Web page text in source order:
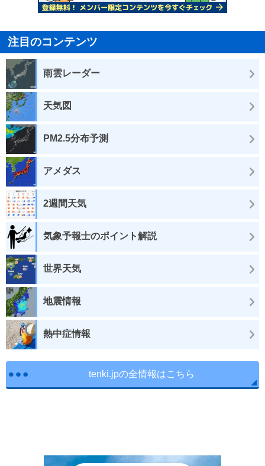
注目のコンテンツ
雨雲レーダー
天気図
PM2.5分布予測
アメダス
2週間天気
気象予報士のポイント解説
世界天気
地震情報
熱中症情報
tenki.jpの全情報はこちら